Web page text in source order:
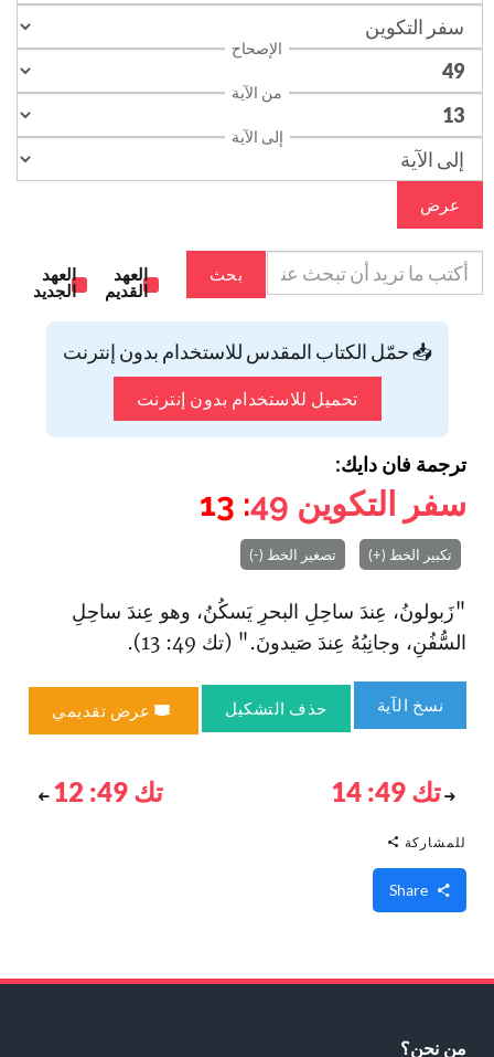
الإصحاح
من الآية
إلى الآية
عرض
بحث
العهد
القديم
العهد
الجديد
📥 حمّل الكتاب المقدس للاستخدام بدون إنترنت
تحميل للاستخدام بدون إنترنت
ترجمة فان دايك:
سفر التكوين 49
: 13
تكبير الخط (+) تصغير الخط (-)
"زَبولونُ، عِندَ ساحِلِ البحرِ يَسكُنُ، وهو عِندَ ساحِلِ
السُّفُنِ، وجانِبُهُ عِندَ صَيدونَ." (تك 49: 13).
نسخ الآية حذف التشكيل عرض تقديمي
تك 49: 14 تك 49: 12
للمشاركة
من نحن؟